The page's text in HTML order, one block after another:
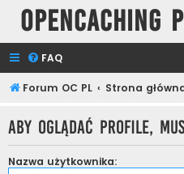
Opencaching
FAQ
Forum OC PL Strona
Aby oglądać profile,
Nazwa użytkownika: